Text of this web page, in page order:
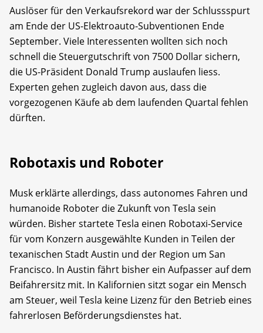
Auslöser für den Verkaufsrekord war der Schlussspurt
am Ende der US-Elektroauto-Subventionen Ende
September. Viele Interessenten wollten sich noch
schnell die Steuergutschrift von 7500 Dollar sichern,
die US-Präsident Donald Trump auslaufen liess.
Experten gehen zugleich davon aus, dass die
vorgezogenen Käufe ab dem laufenden Quartal fehlen
dürften.
Robotaxis und Roboter
Musk erklärte allerdings, dass autonomes Fahren und
humanoide Roboter die Zukunft von Tesla sein
würden. Bisher startete Tesla einen Robotaxi-Service
für vom Konzern ausgewählte Kunden in Teilen der
texanischen Stadt Austin und der Region um San
Francisco. In Austin fährt bisher ein Aufpasser auf dem
Beifahrersitz mit. In Kalifornien sitzt sogar ein Mensch
am Steuer, weil Tesla keine Lizenz für den Betrieb eines
fahrerlosen Beförderungsdienstes hat.